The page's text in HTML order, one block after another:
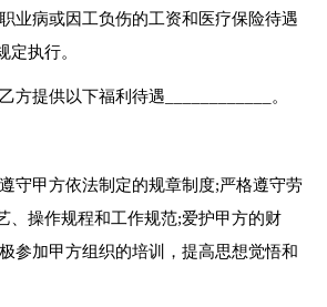
业病或因工负伤的工资和医疗保险待遇
定执行。
方提供以下福利待遇____________。
守甲方依法制定的规章制度;严格遵守劳
、操作规程和工作规范;爱护甲方的财
参加甲方组织的培训，提高思想觉悟和